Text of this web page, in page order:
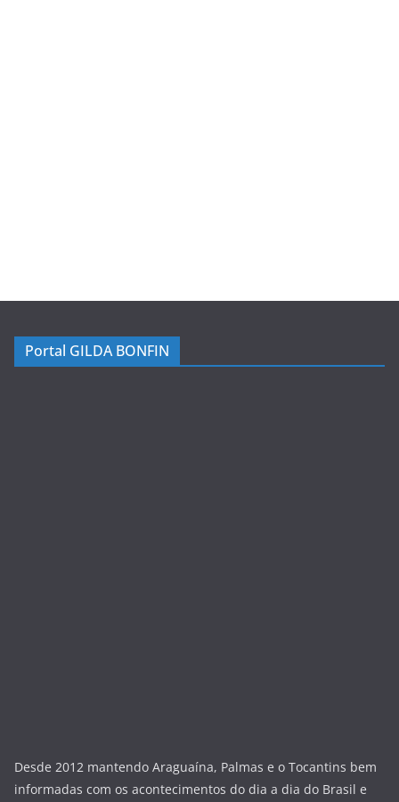
Portal GILDA BONFIN
Desde 2012 mantendo Araguaína, Palmas e o Tocantins bem
informadas com os acontecimentos do dia a dia do Brasil e